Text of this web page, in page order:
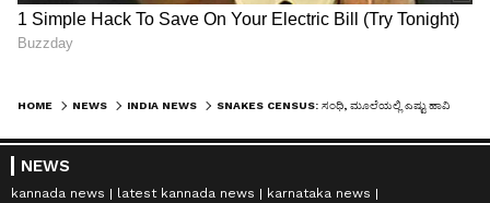
HOME NEWS INDIA NEWS
NEWS
kannada news latest kannada news
karnataka news